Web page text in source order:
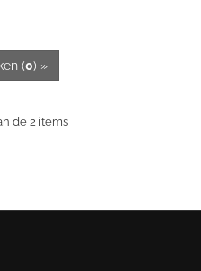
(0) »
de 2 items